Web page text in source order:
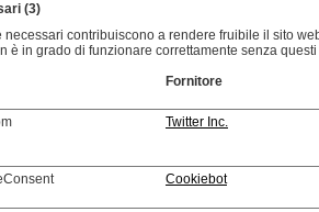
(3)
necessari contribuiscono a rendere fruibile il sito
è in grado di funzionare correttamente senza
Fornitore
Twitter Inc.
Cookiebot